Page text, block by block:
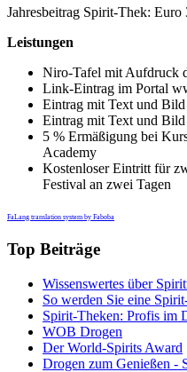
Jahresbeitrag Spirit-Thek: Euro
Leistungen
Niro-Tafel mit Aufdruck
Link-Eintrag im Portal
Eintrag mit Text und
Eintrag mit Text und
5 % Ermäßigung bei
Academy
Kostenloser Eintritt für
Festival an zwei Tagen
FaLang translation system by Faboba
Top Beiträge
Wissenswertes über
So werden Sie eine
Spirit-Theken: Profis im
WOB Drogen
Der World-Spirits Award
Drogen zum Genießen -